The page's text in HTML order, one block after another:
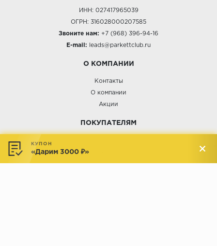
ИНН: 027417965039
ОГРН: 316028000207585
Звоните нам: +7 (968) 396-94-16
E-mail: leads@parkettclub.ru
О КОМПАНИИ
Контакты
О компании
Акции
ПОКУПАТЕЛЯМ
Доставка и оплата
Обмен и возврат
КУПОН
«Дарим 3000 ₽»